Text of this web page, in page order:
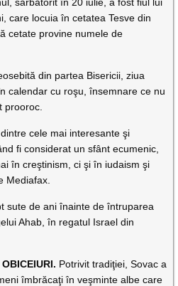
care locuia în cetatea Tesve din
cetate provine numele de
din partea Bisericii, ziua
calendar cu roşu, însemnare ce nu
prooroc.
cele mai interesante şi
fi considerat un sfânt ecumenic,
în creştinism, ci şi în iudaism şi
Mediafax.
sute de ani înainte de întruparea
Ahab, în regatul Israel din
Potrivit tradiţiei, Sovac a
îmbrăcaţi în veşminte albe care